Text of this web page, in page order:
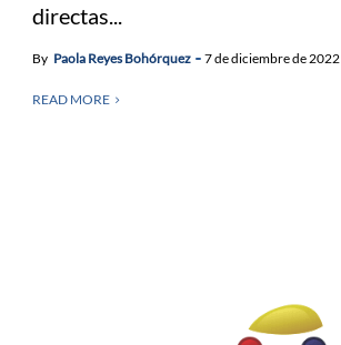
directas...
By Paola Reyes Bohórquez 7 de diciembre de 2022
READ MORE